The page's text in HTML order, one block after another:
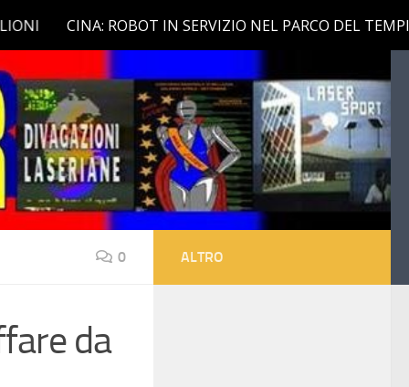
0
da
ALTRO